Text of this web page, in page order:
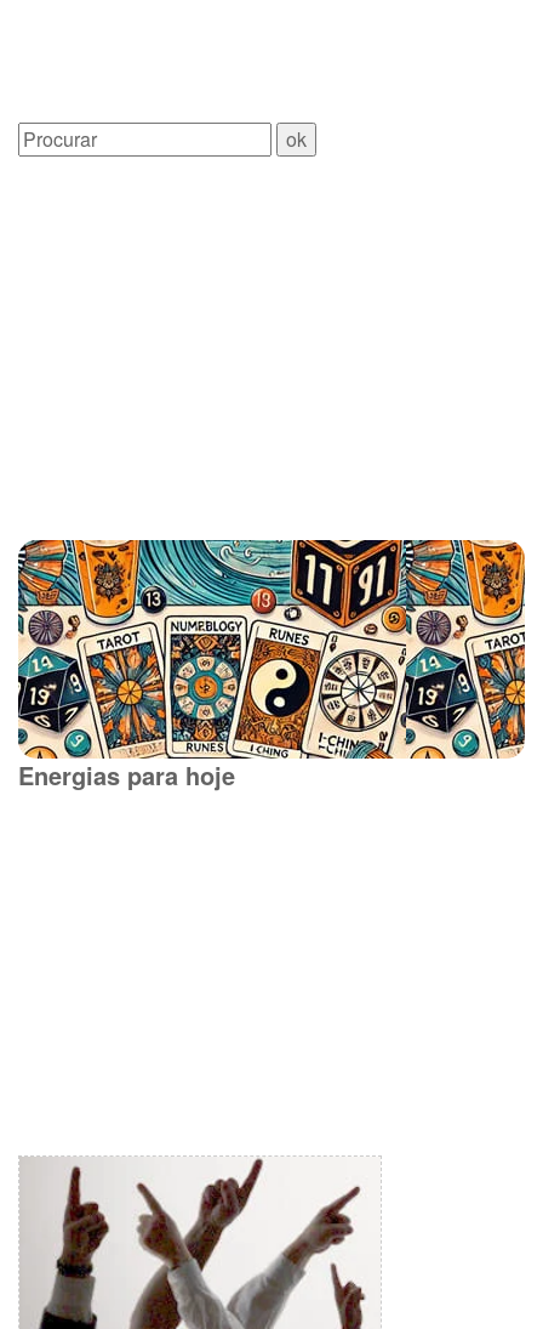
Energias para hoje